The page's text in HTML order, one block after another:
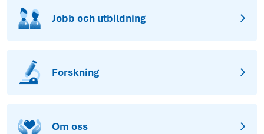
Jobb och utbildning
Forskning
Om oss